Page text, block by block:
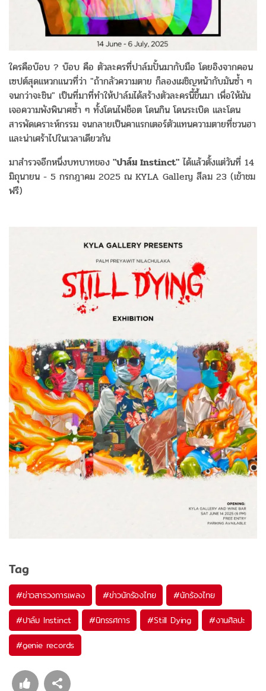
ใครคือบ๊อบ ? บ๊อบ คือ ตัวละครที่ปาล์มปั้นมากับมือ โดยอิงจากคอน
เซปต์สุดแหวกแนวที่ว่า "ถ้ากลัวความตาย ก็ลองเผชิญหน้ากับมันซ้ำ ๆ
จนกว่าจะชิน" เป็นที่มาที่ทำให้ปาล์มได้สร้างตัวละครนี้ขึ้นมา เพื่อให้มัน
เจอความพังพินาศซ้ำ ๆ ทั้งโดนไฟช็อต โดนกิน โดนระเบิด และโดน
สารพัดเคราะห์กรรม จนกลายเป็นคาแรกเตอร์ตัวแทนความตายที่ชวนฮา
และน่าเศร้าไปในเวลาเดียวกัน
มาสำรวจอีกหนึ่งบทบาทของ "ปาล์ม Instinct" ได้แล้วตั้งแต่วันที่ 14
มิถุนายน - 5 กรกฎาคม 2025 ณ KYLA Gallery สีลม 23 (เข้าชม
ฟรี)
Tag
#ข่าวสารวงการเพลง #ข่าวนักร้องไทย #นักร้องไทย
#ปาล์ม Instinct #นิทรรศการ #Still Dying #งานศิลปะ
#genie records